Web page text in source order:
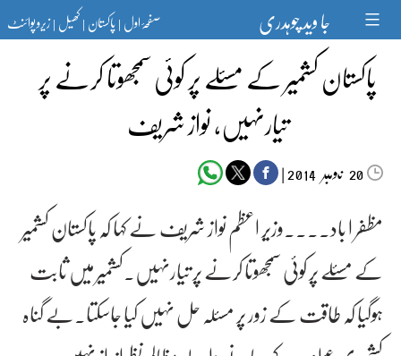
content جا وید چوہدری صفحۂ اول|پاکستان|کھیل|زیرو پوائنٹ
پاکستان کشمیر کے مسئلے پر کوئی سمجھوتا کرنے پر
تیارنہیں، نواز شریف
20‬‮نومبر‬‮ |
مظفر ا باد۔۔۔۔وزیر اعظم نواز شریف نے کہا کہ پاکستان کشمیر
کے مسئلے پر کوئی سمجھوتا کرنے پر تیارنہیں۔کشمیر میں ثابت
ہوگیا کہ طاقت کے زور پر مسئلہ حل نہیں کیا جاسکتا۔بے گناہ